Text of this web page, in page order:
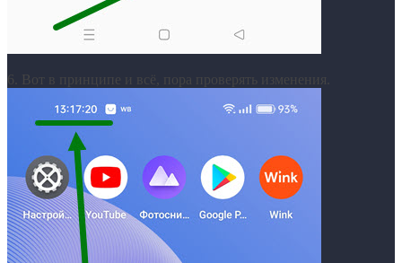
6. Вот в принципе и всё, пора проверять изменения.